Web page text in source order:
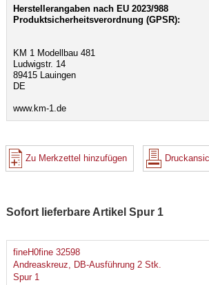
Herstellerangaben nach EU 2023/988
Produktsicherheitsverordnung (GPSR):
KM 1 Modellbau 481
Ludwigstr. 14
89415 Lauingen
DE
www.km-1.de
Zu Merkzettel hinzufügen
Sofort lieferbare Artikel Spur 1
fineH0fine 32598
Andreaskreuz, DB-Ausführung 2 Stk.
Spur 1